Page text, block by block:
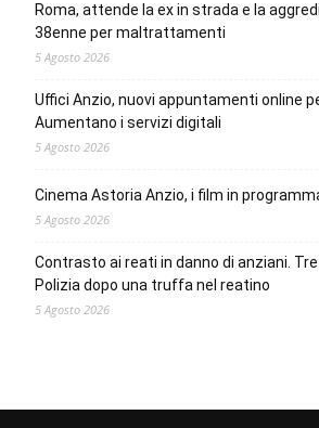
Roma, attende la ex in strada e la
38enne per maltrattamenti
5 Agosto 2026
Uffici Anzio, nuovi appuntamenti online
Aumentano i servizi digitali
5 Agosto 2026
Cinema Astoria Anzio, i film in
5 Agosto 2026
Contrasto ai reati in danno di anziani.
Polizia dopo una truffa nel reatino
5 Agosto 2026